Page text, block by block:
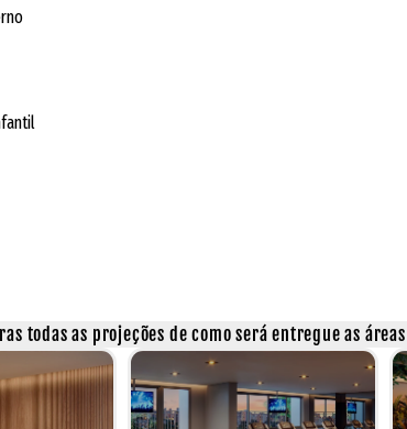
todas as projeções de como será entregue as